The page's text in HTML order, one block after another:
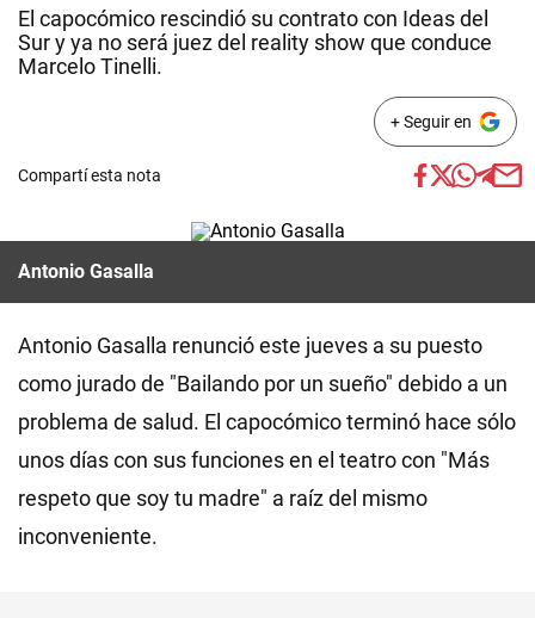
El capocómico rescindió su contrato con Ideas del
Sur y ya no será juez del reality show que conduce
Marcelo Tinelli.
+ Seguir en
Compartí esta nota
Antonio Gasalla
Antonio Gasalla renunció este jueves a su puesto
como jurado de "Bailando por un sueño" debido a un
problema de salud. El capocómico terminó hace sólo
unos días con sus funciones en el teatro con "Más
respeto que soy tu madre" a raíz del mismo
inconveniente.